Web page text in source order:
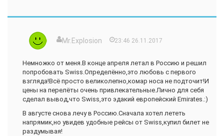
Mr.Explosion 23:46 26.11.2017
Немножко от меня.В конце апреля летал в Россию и решил
попробовать Swiss.Определённо,это любовь с первого
взгляда!Всё просто великолепно,комар носа не подточит!И
цены на перелёты очень привлекательные.Лично для себя
сделал вывод,что Swiss,это эдакий европейский Emirates.:)
В августе снова лечу в Россию.Сначала хотел лететь
напрямик,но увидев удобные рейсы от Swiss,купил билет не
раздумывая!